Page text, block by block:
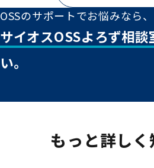
OSSのサポートでお悩みなら、
サイオスOSSよろず相談
い。
もっと詳し